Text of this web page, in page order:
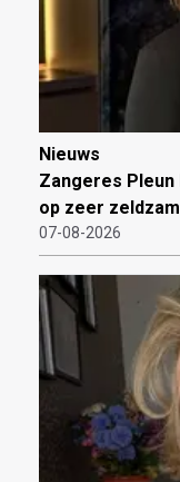
Nieuws
Zangeres
op zeer
07-08-2026